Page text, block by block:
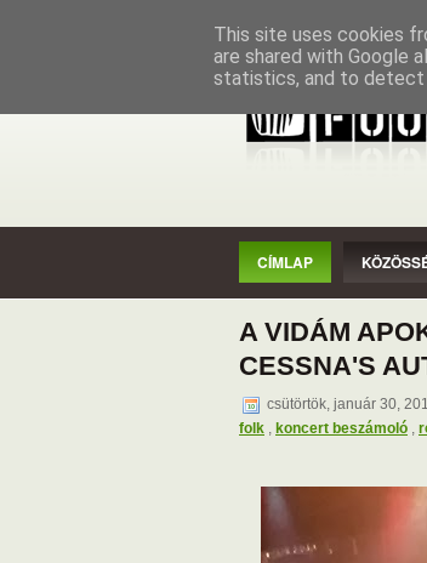
CÍMLAP
CÍMLAP
A VIDÁM
CESSNA'S
csütörtök, január 30,
folk , koncert beszámoló ,
This site uses cookies
are shared with Google
statistics, and to detect